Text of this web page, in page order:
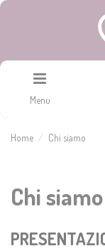
Menu
Home Chi siamo
Chi siamo